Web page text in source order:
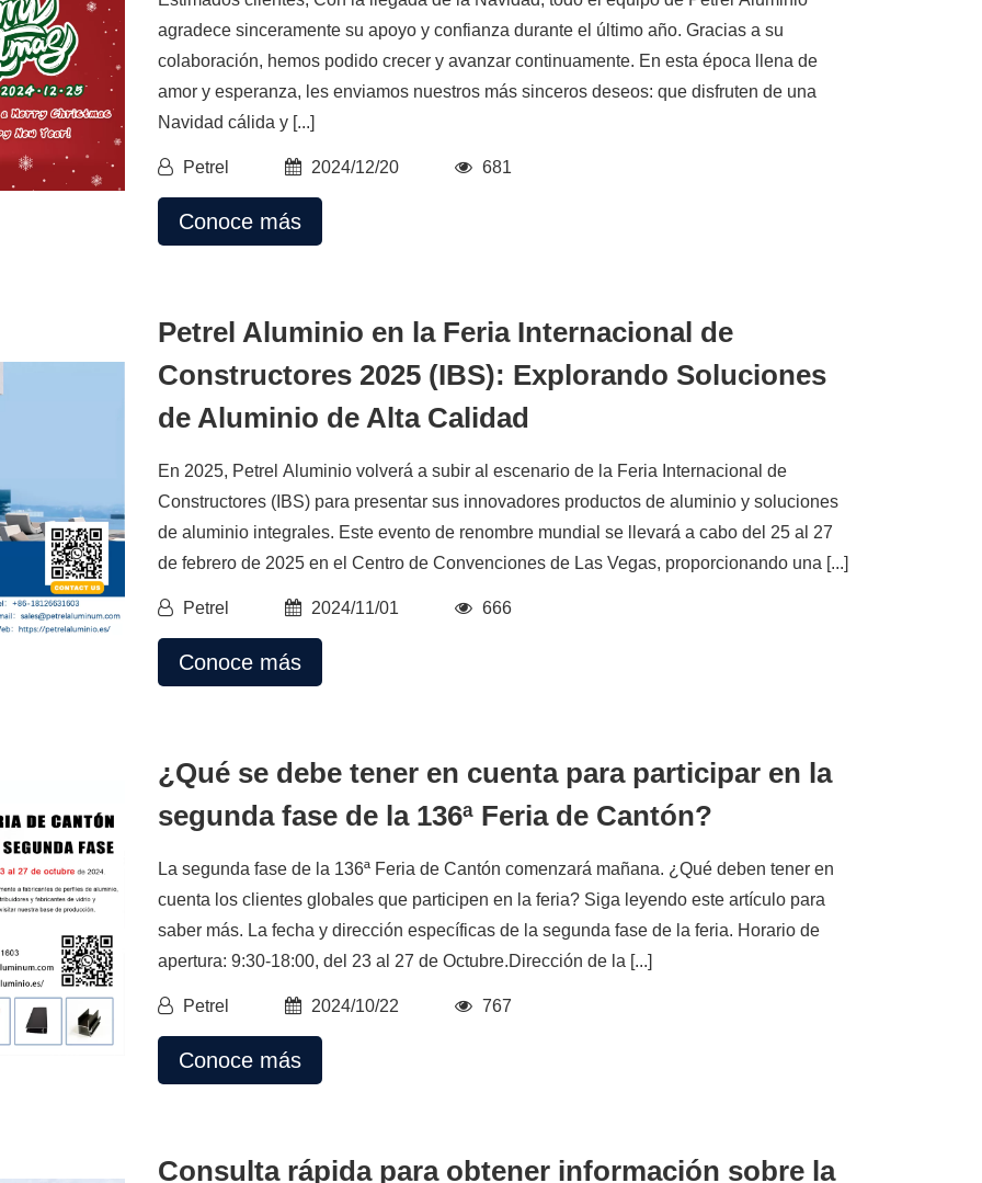
agradece sinceramente su apoyo y confianza durante el último año. Gracias a su
colaboración, hemos podido crecer y avanzar continuamente. En esta época llena de
amor y esperanza, les enviamos nuestros más sinceros deseos: que disfruten de una
Navidad cálida y [...]
Petrel 2024/12/20 681
Conoce más
Petrel Aluminio en la Feria Internacional de
Constructores 2025 (IBS): Explorando Soluciones
de Aluminio de Alta Calidad
En 2025, Petrel Aluminio volverá a subir al escenario de la Feria Internacional de
Constructores (IBS) para presentar sus innovadores productos de aluminio y soluciones
de aluminio integrales. Este evento de renombre mundial se llevará a cabo del 25 al 27
de febrero de 2025 en el Centro de Convenciones de Las Vegas, proporcionando una [...]
Petrel 2024/11/01 666
Conoce más
¿Qué se debe tener en cuenta para participar en la
segunda fase de la 136ª Feria de Cantón?
La segunda fase de la 136ª Feria de Cantón comenzará mañana. ¿Qué deben tener en
cuenta los clientes globales que participen en la feria? Siga leyendo este artículo para
saber más. La fecha y dirección específicas de la segunda fase de la feria. Horario de
apertura: 9:30-18:00, del 23 al 27 de Octubre.Dirección de la [...]
Petrel 2024/10/22 767
Conoce más
Consulta rápida para obtener información sobre la